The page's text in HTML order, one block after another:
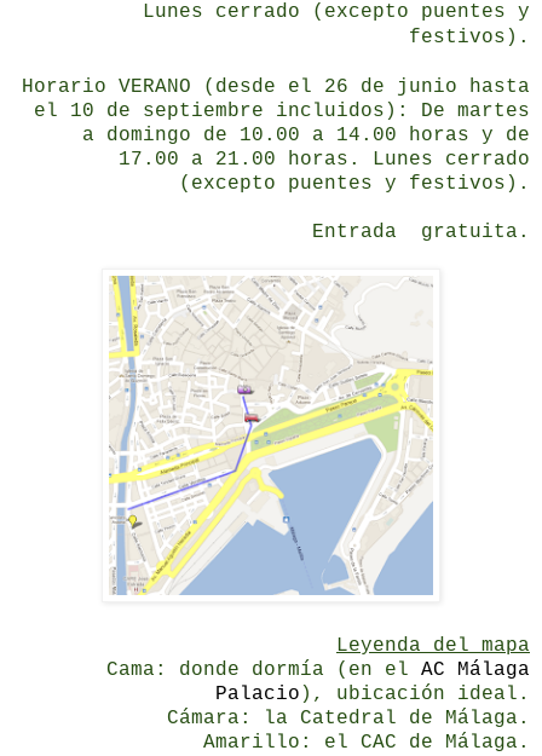
Lunes cerrado (excepto puentes y
festivos).
Horario VERANO (desde el 26 de junio hasta
el 10 de septiembre incluidos): De martes
a domingo de 10.00 a 14.00 horas y de
17.00 a 21.00 horas. Lunes cerrado
(excepto puentes y festivos).
Entrada gratuita.
Leyenda del mapa
Cama: donde dormía (en el AC Málaga
Palacio ), ubicación ideal.
Cámara: la Catedral de Málaga.
Amarillo: el CAC de Málaga.